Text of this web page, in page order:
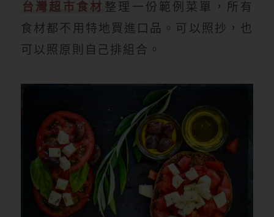
台灣超市食材 整理一份範例菜單，所有
食材都不用特地買進口品。可以照抄，也
可以照原則自己排組合。